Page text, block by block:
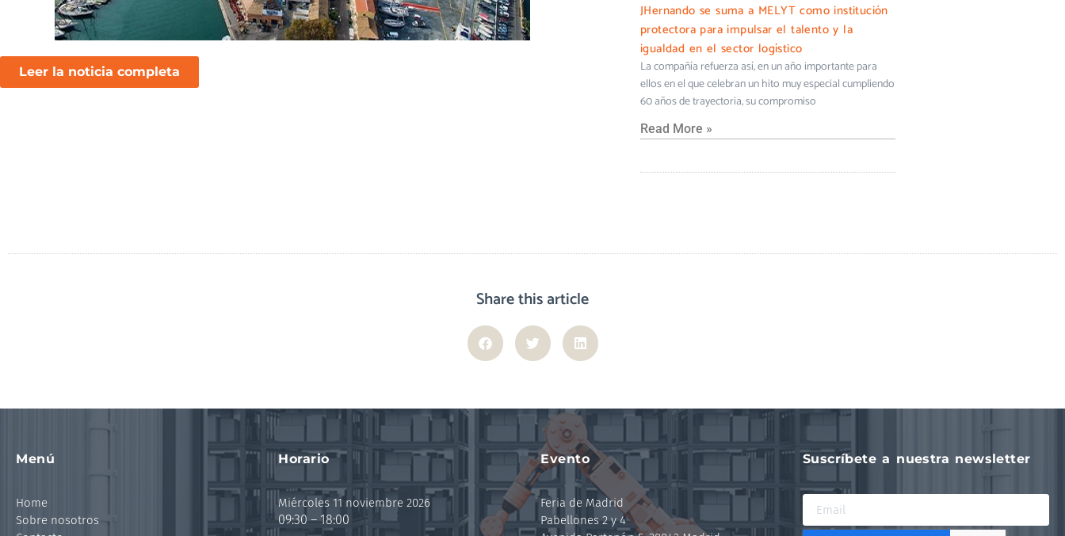
Leer la noticia completa
JHernando se suma a MELYT como institución
protectora para impulsar el talento y la
igualdad en el sector logístico
La compañía refuerza así, en un año importante para
ellos en el que celebran un hito muy especial cumpliendo
60 años de trayectoria, su compromiso
Read More »
Share this article
Menú
Home
Sobre nosotros
Horario
Miércoles 11 noviembre 2026
09:30 – 18:00
Evento
Feria de Madrid
Pabellones 2 y 4
Suscríbete a nuestra newsletter